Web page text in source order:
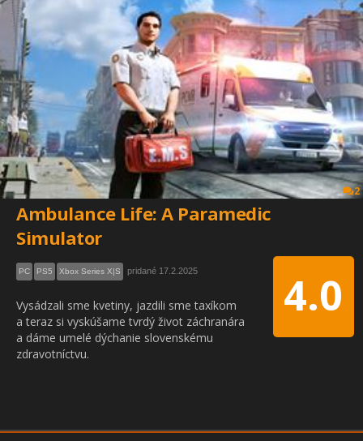
2
Ambulance Life: A Paramedic
Simulator
4.0
PC PS5 Xbox Series X|S pridané 17.2.2025
Vysádzali sme kvetiny, jazdili sme taxíkom
a teraz si vyskúšame tvrdý život záchranára
a dáme umelé dýchanie slovenskému
zdravotníctvu.